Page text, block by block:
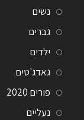
נשים
גברים
ילדים
גאדג'טים
פורים 2020
נעליים